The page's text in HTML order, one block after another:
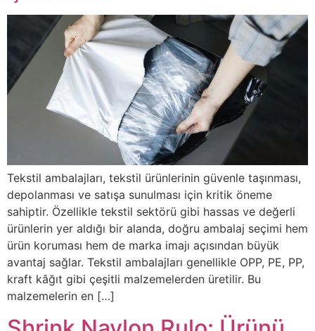
Tekstil ambalajları, tekstil ürünlerinin güvenle taşınması,
depolanması ve satışa sunulması için kritik öneme
sahiptir. Özellikle tekstil sektörü gibi hassas ve değerli
ürünlerin yer aldığı bir alanda, doğru ambalaj seçimi hem
ürün koruması hem de marka imajı açısından büyük
avantaj sağlar. Tekstil ambalajları genellikle OPP, PE, PP,
kraft kâğıt gibi çeşitli malzemelerden üretilir. Bu
malzemelerin en […]